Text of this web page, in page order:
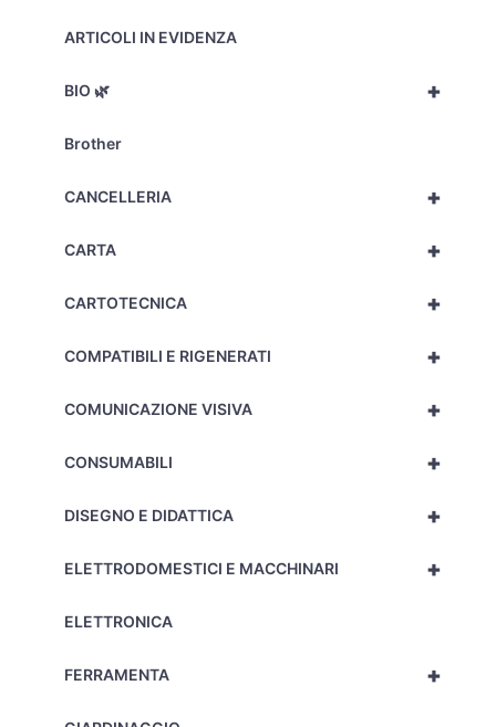
ARTICOLI IN EVIDENZA
+
BIO 🌿
Brother
+
CANCELLERIA
+
CARTA
+
CARTOTECNICA
+
COMPATIBILI E RIGENERATI
+
COMUNICAZIONE VISIVA
+
CONSUMABILI
+
DISEGNO E DIDATTICA
+
ELETTRODOMESTICI E MACCHINARI
ELETTRONICA
+
FERRAMENTA